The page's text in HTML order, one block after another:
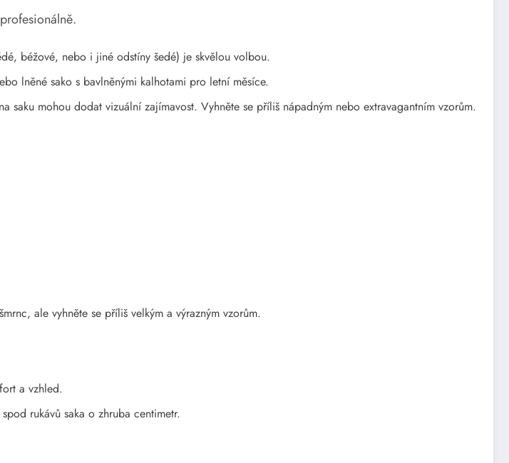
béžové, nebo i jiné odstíny šedé) je skvělou volbou.
lněné sako s bavlněnými kalhotami pro letní měsíce.
saku mohou dodat vizuální zajímavost. Vyhněte se příliš nápadným nebo extravagantním vzorům.
ale vyhněte se příliš velkým a výrazným vzorům.
a vzhled.
rukávů saka o zhruba centimetr.